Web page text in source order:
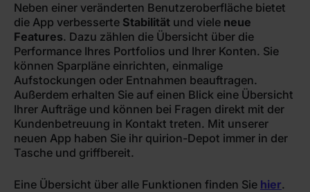
Neben einer veränderten Benutzeroberfläche bietet
die App verbesserte Stabilität und viele neue
Features. Dazu zählen die Übersicht über die
Performance Ihres Portfolios und Ihrer Konten. Sie
können Sparpläne einrichten, einmalige
Aufstockungen oder Entnahmen beauftragen.
Außerdem erhalten Sie auf einen Blick eine Übersicht
Ihrer Aufträge und können bei Fragen direkt mit der
Kundenbetreuung in Kontakt treten. Mit unserer
neuen App haben Sie ihr quirion-Depot immer in der
Tasche und griffbereit.
Eine Übersicht über alle Funktionen finden Sie hier.